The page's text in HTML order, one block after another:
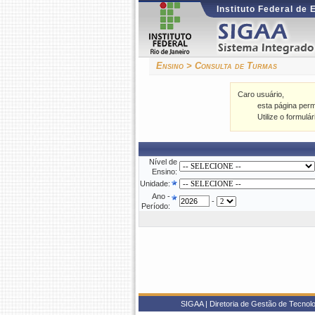
Instituto Federal de
Ensino > Consulta de Turmas
Caro usuário,
esta página
Utilize o
Nível de
Ensino:
Unidade:
Ano -
Período:
-
SIGAA | Diretoria de Gestão de